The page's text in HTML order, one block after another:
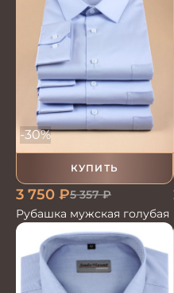
КУПИТЬ
-30%
3 750 ₽5 357₽
Рубашка мужская голубая